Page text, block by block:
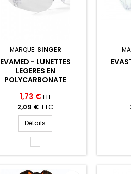
MARQUE: SINGER
EVAMED - LUNETTES
LEGERES EN
POLYCARBONATE
1,73 €HT
2,09 € TTC
Détails
(INCOLOR)